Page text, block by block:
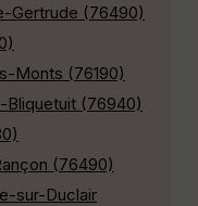
Gertrude (76490)
Monts (76190)
(76940)
(76490)
sur-Duclair